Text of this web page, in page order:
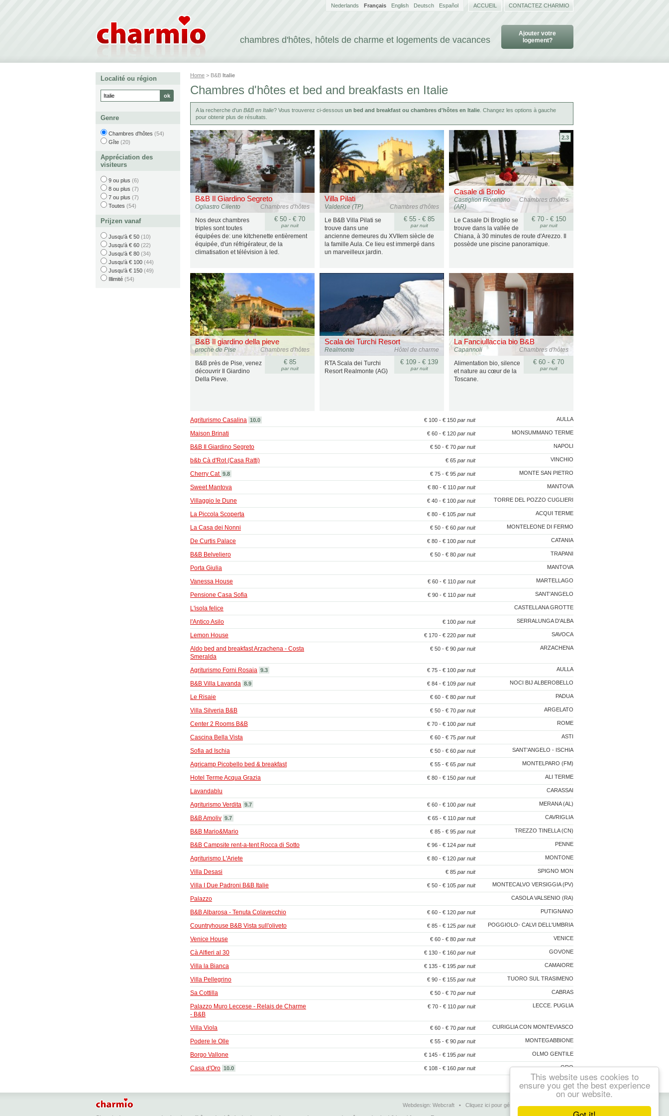
This website uses cookies to
ensure you get the best experience
on our website.
chambres d'hôtes, hôtels de charme et logements de vacances
Ajouter votre
logement?
Nederlands Français English Deutsch Español ACCUEIL CONTACTEZ CHARMIO
Home > B&B Italie
Chambres d'hôtes et bed and breakfasts en Italie
A la recherche d'un B&B en Italie? Vous trouverez ci-dessous un bed and breakfast ou chambres d'hôtes en Italie . Changez les options à gauche
pour obtenir plus de résultats.
B&B Il Giardino Segreto
Chambres d'hôtes
Ogliastro Cilento
€ 50 - € 70
par nuit
Nos deux chambres
triples sont toutes
équipées de: une kitchenette entièrement
équipée, d'un réfrigérateur, de la
climatisation et télévision à led.
Villa Pilati
Chambres d'hôtes
Valderice (TP)
€ 55 - € 85
par nuit
Le B&B Villa Pilati se
trouve dans une
ancienne demeures du XVIIem siècle de
la famille Aula. Ce lieu est immergé dans
un marveilleux jardin.
Casale di Brolio
Chambres d'hôtes
Castiglion Fiorentino
(AR)
2.3
€ 70 - € 150
par nuit
Le Casale Di Broglio se
trouve dans la vallée de
Chiana, à 30 minutes de route d'Arezzo. Il
possède une piscine panoramique.
B&B Il giardino della pieve
Chambres d'hôtes
proche de Pise
€ 85
par nuit
B&B près de Pise, venez
découvrir Il Giardino
Della Pieve.
Scala dei Turchi Resort
Hôtel de charme
Realmonte
€ 109 - € 139
par nuit
RTA Scala dei Turchi
Resort Realmonte (AG)
La Fanciullaccia bio B&B
Chambres d'hôtes
Capannoli
€ 60 - € 70
par nuit
Alimentation bio, silence
et nature au cœur de la
Toscane.
AULLA
Agriturismo Casalina 10.0 € 100 - € 150 par nuit
MONSUMMANO TERME
Maison Brinati € 60 - € 120 par nuit
NAPOLI
B&B Il Giardino Segreto € 50 - € 70 par nuit
VINCHIO
b&b Cà d'Rot (Casa Ratti) € 65 par nuit
MONTE SAN PIETRO
Cherry Cat 9.8 € 75 - € 95 par nuit
MANTOVA
Sweet Mantova € 80 - € 110 par nuit
TORRE DEL POZZO CUGLIERI
Villaggio le Dune € 40 - € 100 par nuit
ACQUI TERME
La Piccola Scoperta € 80 - € 105 par nuit
MONTELEONE DI FERMO
La Casa dei Nonni € 50 - € 60 par nuit
CATANIA
De Curtis Palace € 80 - € 100 par nuit
TRAPANI
B&B Belveliero € 50 - € 80 par nuit
MANTOVA
Porta Giulia
MARTELLAGO
Vanessa House € 60 - € 110 par nuit
SANT'ANGELO
Pensione Casa Sofia € 90 - € 110 par nuit
CASTELLANA GROTTE
L'isola felice
SERRALUNGA D'ALBA
l'Antico Asilo € 100 par nuit
SAVOCA
Lemon House € 170 - € 220 par nuit
ARZACHENA
Aldo bed and breakfast Arzachena - Costa
Smeralda
€ 50 - € 90 par nuit
AULLA
Agriturismo Forni Rosaia 9.3 € 75 - € 100 par nuit
NOCI BIJ ALBEROBELLO
B&B Villa Lavanda 8.9 € 84 - € 109 par nuit
PADUA
Le Risaie € 60 - € 80 par nuit
ARGELATO
Villa Silveria B&B € 50 - € 70 par nuit
ROME
Center 2 Rooms B&B € 70 - € 100 par nuit
ASTI
Cascina Bella Vista € 60 - € 75 par nuit
SANT'ANGELO - ISCHIA
Sofia ad Ischia € 50 - € 60 par nuit
MONTELPARO (FM)
Agricamp Picobello bed & breakfast € 55 - € 65 par nuit
ALI TERME
Hotel Terme Acqua Grazia € 80 - € 150 par nuit
CARASSAI
Lavandablu
MERANA (AL)
Agriturismo Verdita 9.7 € 60 - € 100 par nuit
CAVRIGLIA
B&B Amoliv 9.7 € 65 - € 110 par nuit
TREZZO TINELLA (CN)
B&B Mario&Mario € 85 - € 95 par nuit
PENNE
B&B Campsite rent-a-tent Rocca di Sotto € 96 - € 124 par nuit
MONTONE
Agriturismo L'Ariete € 80 - € 120 par nuit
SPIGNO MON
Villa Desasi € 85 par nuit
MONTECALVO VERSIGGIA (PV)
Villa I Due Padroni B&B Italie € 50 - € 105 par nuit
CASOLA VALSENIO (RA)
Palazzo
PUTIGNANO
B&B Albarosa - Tenuta Colavecchio € 60 - € 120 par nuit
POGGIOLO- CALVI DELL'UMBRIA
Countryhouse B&B Vista sull'oliveto € 85 - € 125 par nuit
VENICE
Venice House € 60 - € 80 par nuit
GOVONE
Cà Alfieri al 30 € 130 - € 160 par nuit
CAMAIORE
Villa la Bianca € 135 - € 195 par nuit
TUORO SUL TRASIMENO
Villa Pellegrino € 90 - € 155 par nuit
CABRAS
Sa Cottilla € 50 - € 70 par nuit
LECCE. PUGLIA
Palazzo Muro Leccese - Relais de Charme
- B&B
€ 70 - € 110 par nuit
CURIGLIA CON MONTEVIASCO
Villa Viola € 60 - € 70 par nuit
MONTEGABBIONE
Podere le Olle € 55 - € 90 par nuit
OLMO GENTILE
Borgo Vallone € 145 - € 195 par nuit
ORO
Casa d'Oro 10.0 € 108 - € 160 par nuit
Localité ou région
Genre
Chambres d'hôtes (54)
Gîte (20)
Appréciation des
visiteurs
9 ou plus (6)
8 ou plus (7)
7 ou plus (7)
Toutes (54)
Prijzen vanaf
Jusqu'à € 50 (10)
Jusqu'à € 60 (22)
Jusqu'à € 80 (34)
Jusqu'à € 100 (44)
Jusqu'à € 150 (49)
Illimité (54)
Webdesign: Webcraft • Cliquez ici pour gérer vos pages•Contact